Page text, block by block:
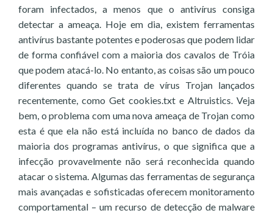
foram infectados, a menos que o antivírus consiga
detectar a ameaça. Hoje em dia, existem ferramentas
antivírus bastante potentes e poderosas que podem lidar
de forma confiável com a maioria dos cavalos de Tróia
que podem atacá-lo. No entanto, as coisas são um pouco
diferentes quando se trata de vírus Trojan lançados
recentemente, como Get cookies.txt e Altruistics. Veja
bem, o problema com uma nova ameaça de Trojan como
esta é que ela não está incluída no banco de dados da
maioria dos programas antivírus, o que significa que a
infecção provavelmente não será reconhecida quando
atacar o sistema. Algumas das ferramentas de segurança
mais avançadas e sofisticadas oferecem monitoramento
comportamental – um recurso de detecção de malware